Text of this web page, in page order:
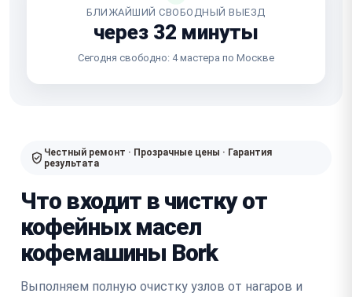
БЛИЖАЙШИЙ СВОБОДНЫЙ ВЫЕЗД
через 32 минуты
Сегодня свободно: 4 мастера по Москве
Честный ремонт · Прозрачные цены · Гарантия
результата
Что входит в чистку от
кофейных масел
кофемашины Bork
Выполняем полную очистку узлов от нагаров и